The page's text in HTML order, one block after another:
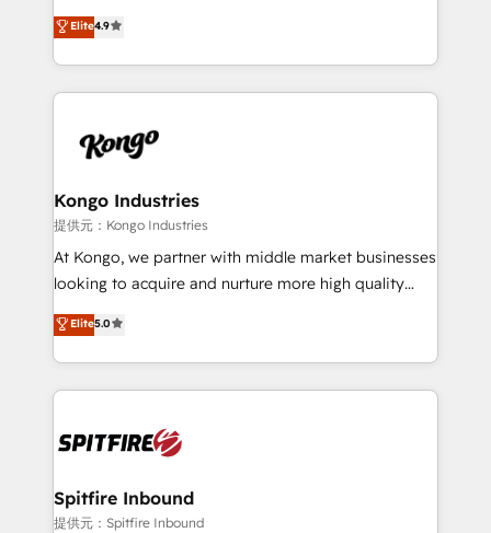
complex API integrations with external platforms.
Working from several campuses across Belgium, The
such as Brussels Airport, Volvo, Farmaline, Agilitas,
Streamz and Michelin.
latest innovations in disruptive technology in our
approach to web design, sales enablement and
inbound marketing that deliver month-on-month
growth for our client's businesses. These methods
exactly where your marketing budget is being used
and overall revenue to a level not feasible with
traditional methods. If you’re a frustrated marketing
manager or business owner sick of wasting budget
with generic agencies and their outdated methods,
just like yours attract more high-quality leads
throughout each stage of the buying cycle with
enable sales teams with the process, technology and
training to smash targets.
Elite4.9
Kongo Industries
提供元：Kongo Industries
At Kongo, we partner with middle market businesses
looking to acquire and nurture more high quality
leads. We use digital media, marketing cloud,
automation and software integration to drive sales
and, deliver clarity on marketing expenditure.
Elite5.0
Spitfire Inbound
提供元：Spitfire Inbound